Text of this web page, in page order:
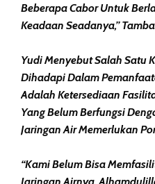
Beberapa Cabor Untuk
Keadaan Seadanya,”
Yudi Menyebut Salah Satu
Dihadapi Dalam
Adalah Ketersediaan
Yang Belum Berfungsi
Jaringan Air Memerlukan
“Kami Belum Bisa